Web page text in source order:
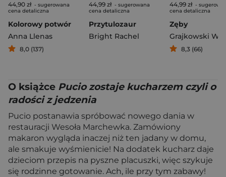
44,90 zł - sugerowana
cena detaliczna
Kolorowy potwór
Anna Llenas
8,0 (137)
44,99 zł - sugerowana
cena detaliczna
Przytulozaur
Bright Rachel
44,99 zł -
cena detaliczna
Zęby
8,3 (66)
O książce Pucio zostaje kucharzem czyli o
radości z jedzenia
Pucio postanawia spróbować nowego dania w
restauracji Wesoła Marchewka. Zamówiony
makaron wygląda inaczej niż ten jadany w domu,
ale smakuje wyśmienicie! Na dodatek kucharz daje
dzieciom przepis na pyszne placuszki, więc szykuje
się rodzinne gotowanie. Ach, ile przy tym zabawy!